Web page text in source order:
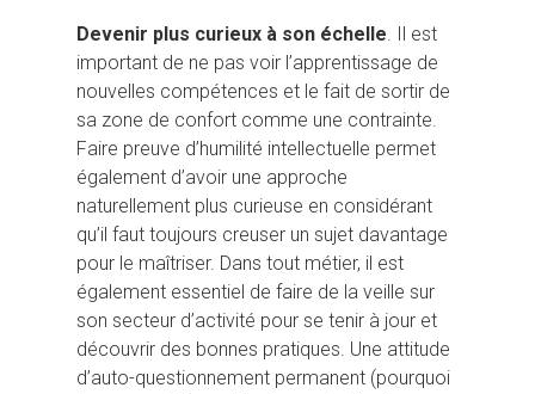
Devenir plus curieux à son échelle. Il est
important de ne pas voir l’apprentissage de
nouvelles compétences et le fait de sortir de
sa zone de confort comme une contrainte.
Faire preuve d’humilité intellectuelle permet
également d’avoir une approche
naturellement plus curieuse en considérant
qu’il faut toujours creuser un sujet davantage
pour le maîtriser. Dans tout métier, il est
également essentiel de faire de la veille sur
son secteur d’activité pour se tenir à jour et
découvrir des bonnes pratiques. Une attitude
d’auto-questionnement permanent (pourquoi